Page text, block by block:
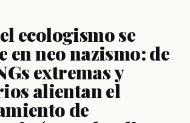
ecologismo se
en neo nazismo: de
extremas y
alientan el
de